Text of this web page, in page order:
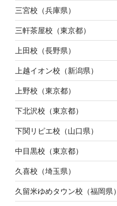
三宮校（兵庫県）
三軒茶屋校（東京都）
上田校（長野県）
上越イオン校（新潟県）
上野校（東京都）
下北沢校（東京都）
下関リピエ校（山口県）
中目黒校（東京都）
久喜校（埼玉県）
久留米ゆめタウン校（福岡県）